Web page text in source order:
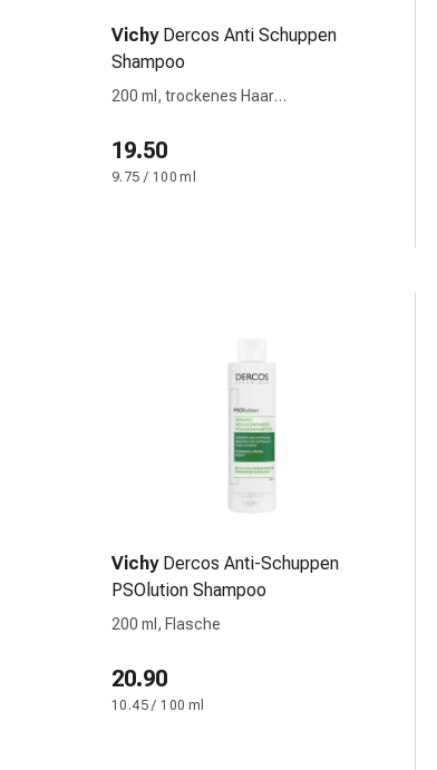
Netzverbände
Verbandsmaterial
Verbrennungen
Sonnenbrand
Verbandwechsel-
Ohrenbeschwerden
Ohrenpflege
Augenentzündungen
Augenhygiene
Herz
Vichy Dercos Anti Schuppen
Shampoo
200 ml, trockenes Haar
19.50
9.75 / 100 ml
Vichy Dercos Anti-Schuppen
PSOlution Shampoo
200 ml, Flasche
20.90
10.45 / 100 ml